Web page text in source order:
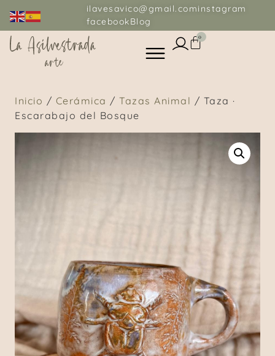
ilavesavico@gmail.cominstagram
facebookBlog
0
Inicio / Cerámica / Tazas Animal / Taza ·
Escarabajo del Bosque